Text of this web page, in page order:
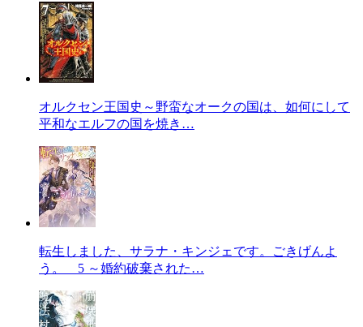
オルクセン王国史～野蛮なオークの国は、如何にして
平和なエルフの国を焼き…
転生しました、サラナ・キンジェです。ごきげんよ
う。 5 ～婚約破棄された…